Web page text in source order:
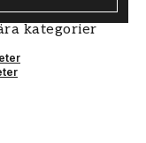
kategorier